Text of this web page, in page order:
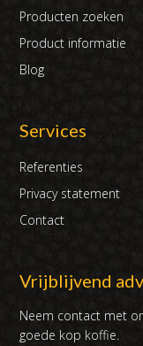
Producten zoeken
Product informatie
Blog
Services
Referenties
Privacy statement
Contact
Vrijblijvend
Neem contact met
goede kop koffie.